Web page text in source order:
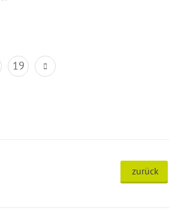
19
zurück